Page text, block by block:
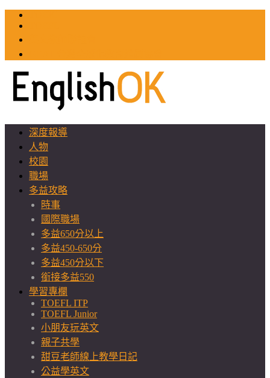
深度報導
人物
校園
職場
多益攻略
時事
國際職場
多益650分以上
多益450-650分
多益450分以下
銜接多益550
學習專欄
TOEFL ITP
TOEFL Junior
小朋友玩英文
親子共學
甜豆老師線上教學日記
公益學英文